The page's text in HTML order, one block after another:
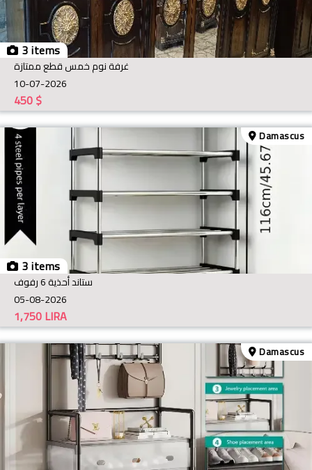
3 items
غرفة نوم خمس قطع ممتازة
10-07-2026
$
450
3 items
Damascus
ستاند أحذية 6 رفوف
05-08-2026
LIRA
1,750
Damascus